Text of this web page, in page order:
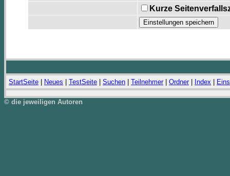
Kurze
StartSeite Neues TestSeite Suchen Teilnehmer| Ordner| Index
© die jeweiligen Autoren